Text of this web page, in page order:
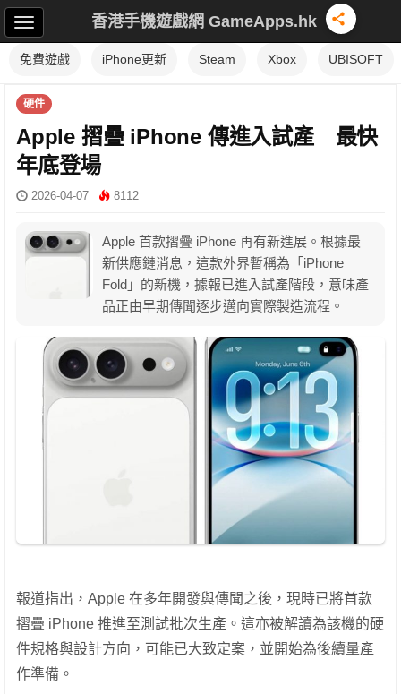
香港手機遊戲網 GameApps.hk
免費遊戲 iPhone更新 Steam Xbox UBISOFT
硬件
Apple 摺疊 iPhone 傳進入試產 最快
年底登場
2026-04-07 8112
Apple 首款摺疊 iPhone 再有新進展。根據最
新供應鏈消息，這款外界暫稱為「iPhone
Fold」的新機，據報已進入試產階段，意味產
品正由早期傳聞逐步邁向實際製造流程。
報道指出，Apple 在多年開發與傳聞之後，現時已將首款
摺疊 iPhone 推進至測試批次生產。這亦被解讀為該機的硬
件規格與設計方向，可能已大致定案，並開始為後續量產
作準備。